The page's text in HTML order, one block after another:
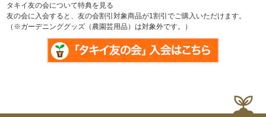
タキイ友の会について特典を見る
友の会に入会すると、友の会割引対象商品が1割引でご購入いただけます。
（※ガーデニンググッズ（農園芸用品）は対象外です。）